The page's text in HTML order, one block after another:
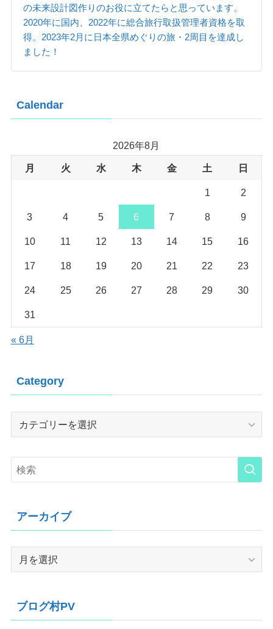
の未来設計図作りのお役に立てたらと思っています。
2020年に国内、2022年に総合旅行取扱管理者資格を取
得。2023年2月に日本全県めぐりの旅・2周目を達成し
ました！
Calendar
2026年8月
月 火 水 木 金 土 日
1 2
3 4 5 6 7 8 9
10 11 12 13 14 15 16
17 18 19 20 21 22 23
24 25 26 27 28 29 30
31
« 6月
Category
Category
アーカイブ
ブ
ブログ村PV